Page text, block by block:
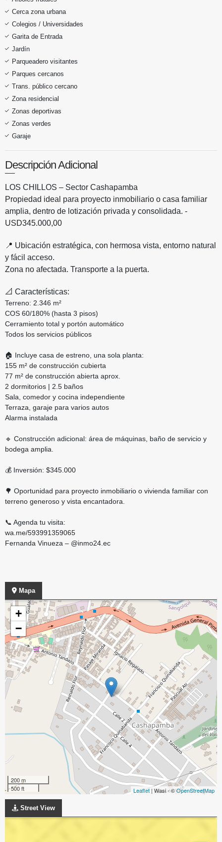
Cerca zona urbana
Colegios / Universidades
Garita de Entrada
Jardín
Parqueadero visitantes
Parques cercanos
Trans. público cercano
Zona residencial
Zonas deportivas
Zonas verdes
Garaje
Descripción Adicional
LOS CHILLOS – Sector Cashapamba
Propiedad ideal para proyecto inmobiliario o casa familiar
amplia, dentro de lotización privada y consolidada. -
USD345.000,00
📍 Ubicación estratégica, con hermosa vista, entorno natural
y fácil acceso.
Zona no afectada. Transporte a la puerta.
📐 Características:
Terreno: 2.346 m²
COS 60/180% (hasta 3 pisos)
Cerramiento total y portón automático
Todos los servicios públicos
🏠 Incluye casa de estreno, una sola planta:
155 m² de construcción cubierta
77 m² de construcción abierta aprox.
2 dormitorios | 2.5 baños
Sala, comedor y cocina independiente
Terraza, garaje para varios autos
Alarma instalada
🔹 Construcción adicional: área de máquinas, baño de servicio y
bodega amplia.
💰 Inversión: $345.000
🌳 Oportunidad para proyecto inmobiliario o vivienda familiar con
terreno generoso y vista encantadora.
📞 Agenda tu visita:
wa.me/593991359065
Fernanda Vinueza – @inmo24.ec
Mapa
+
−
200 m
500 ft
Leaflet| Wasi - ©OpenStreetMap
Street View